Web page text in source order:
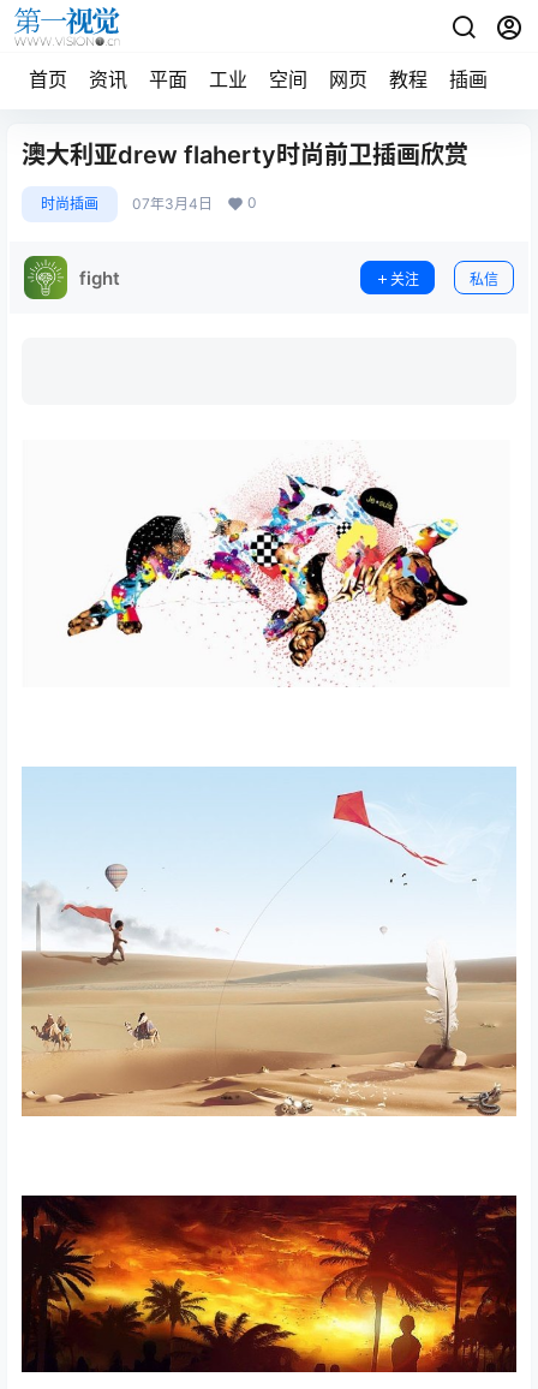
首页 资讯 平面 工业 空间 网页 教程 插画
澳大利亚drew flaherty时尚前卫插画欣赏
时尚插画 07年3月4日 0
fight 关注 私信